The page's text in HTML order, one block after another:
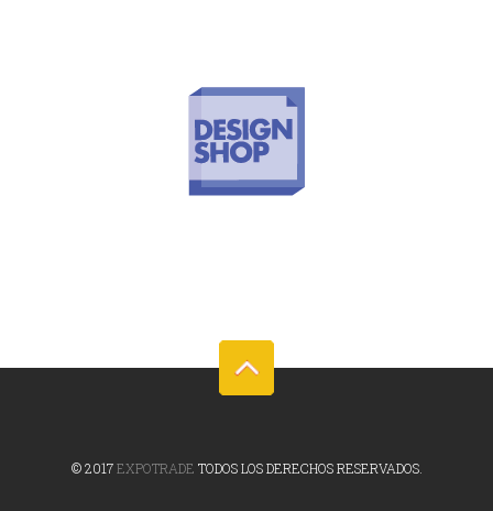
© 2017EXPOTRADE TODOS LOS DERECHOS RESERVADOS.